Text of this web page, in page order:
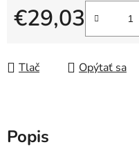
€29,03
Jednotková cena:
Tlač Opýtať sa
Popis